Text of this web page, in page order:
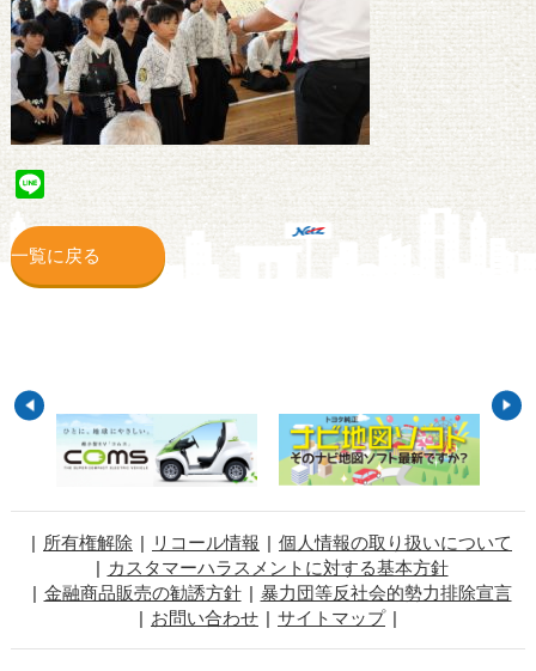
一覧に戻る
所有権解除 リコール情報
個人情報の取り扱いについて
カスタマーハラスメントに対する基本方針
金融商品販売の勧誘方針
暴力団等反社会的勢力排除宣言
お問い合わせ
サイトマップ